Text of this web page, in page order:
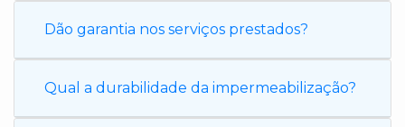
Dão garantia nos serviços prestados?
Qual a durabilidade da impermeabilização?